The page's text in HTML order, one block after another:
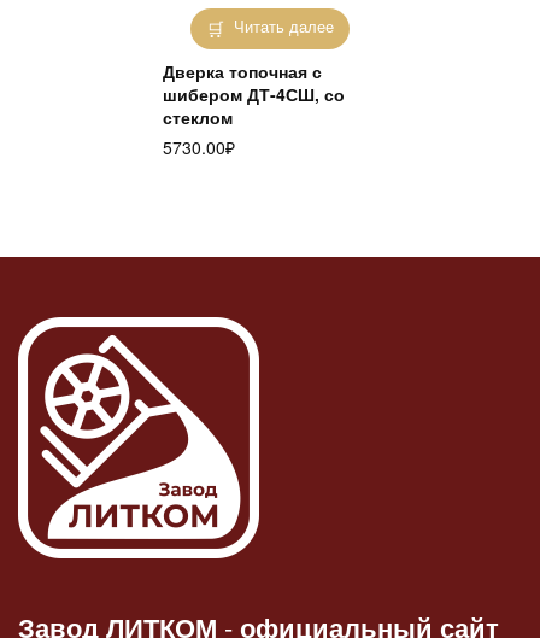
Читать далее
Дверка топочная с
шибером ДТ-4СШ, со
стеклом
5730.00₽
Завод ЛИТКОМ -официальный сайт